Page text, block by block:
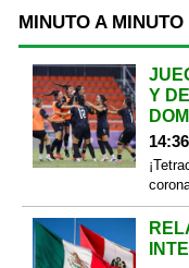
MINUTO A MINUTO
Y
14:36